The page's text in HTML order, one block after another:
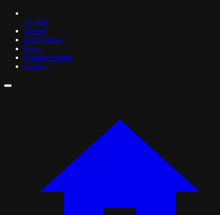
Avaleht
Tooted
Kampaaniad
Meist
Finantseerimine
Kontakt